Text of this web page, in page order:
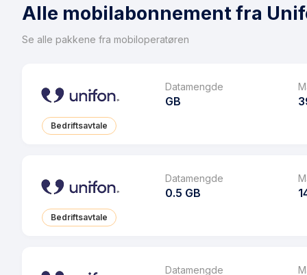
Alle mobilabonnement fra
Se alle pakkene fra mobiloperatøren
Bedriftsavtale
Datamengde
GB
Ringeminutter
SMS
MMS
Bedriftsavtale
Datamengde
0.5 GB
Ringeminutter
Datamengde